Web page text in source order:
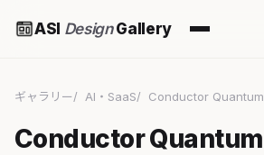
ASI DesignGallery
ギャラリー AI・SaaS Conductor Quantum
Conductor Quantum